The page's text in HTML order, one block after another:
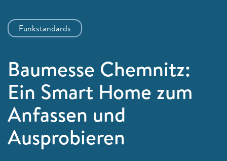
Funkstandards
Baumesse Chemnitz:
Ein Smart Home zum
Anfassen und
Ausprobieren